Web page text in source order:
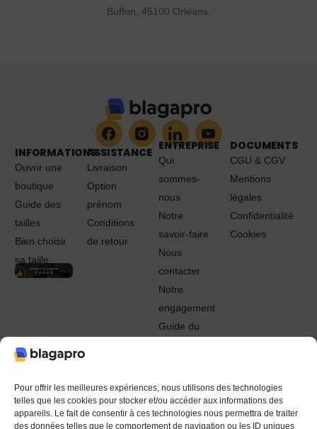
Pour offrir les meilleures expériences, nous utilisons des technologies
telles que les cookies pour stocker et/ou accéder aux informations des
appareils. Le fait de consentir à ces technologies nous permettra de traiter
des données telles que le comportement de navigation ou les ID uniques
Buffon, 45100 Orléans.
INFORMATIONS
Ouvrir une
boutique
Guide des
tailles
Bien choisir
sa taille
ASSISTANCE
Livraison
Option
prénom
Conditions
de retour
ENTREPRISE
Qui
sommes-
nous
Notre
savoir-faire
Nous
contacter
Notre
engagement
Guide du
DOCUMENTS
CGU & CGV
Mentions
légales
Confidentialité
Cookies
© 2022 - 2024 Blagapro. Tous droits réservés. Textiles
personnalisés à Orléans